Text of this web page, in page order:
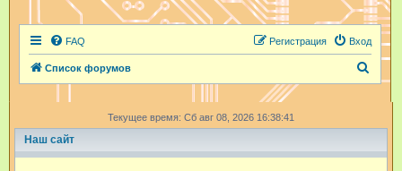
FAQ Вход
Регистрация
Список форумов
с
Текущее время: Сб авг 08, 2026 16:38:41
Наш сайт